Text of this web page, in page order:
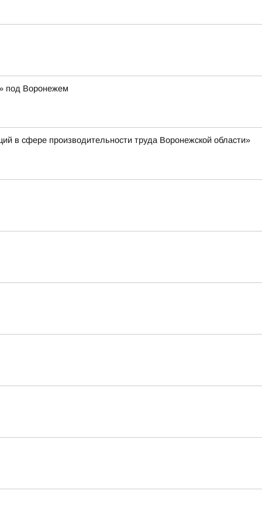
под Воронежем
в сфере производительности труда Воронежской области»